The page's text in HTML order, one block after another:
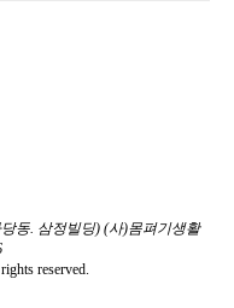
동. 삼정빌딩) (사)몸펴기생활
reserved.